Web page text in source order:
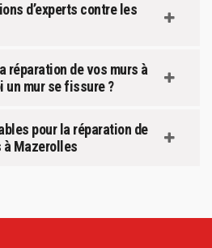
d’experts contre les
réparation de vos murs à
un mur se fissure ?
pour la réparation de
Mazerolles